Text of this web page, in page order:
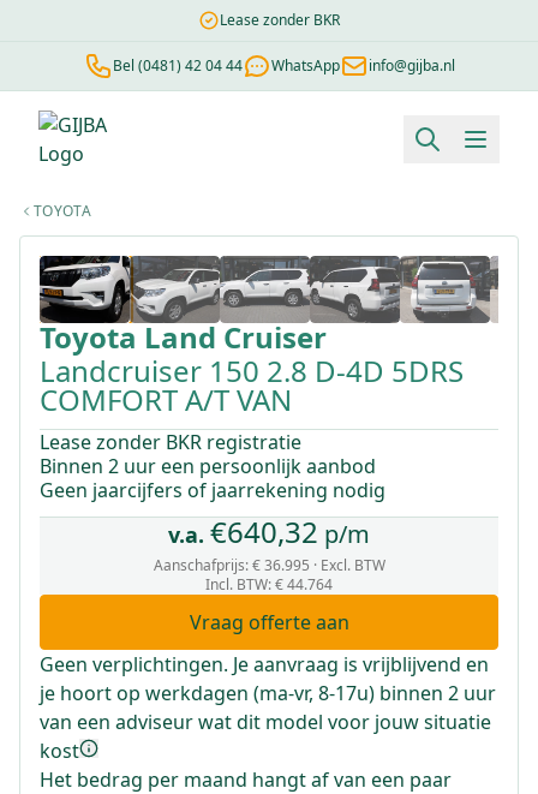
Lease zonder BKR
Bel (0481) 42 04 44 WhatsApp info@gijba.nl
Financial lease berekenen
TOYOTA
ToyotaLand Cruiser
Landcruiser 150 2.8 D-4D 5DRS
COMFORT A/T VAN
Lease zonder BKR registratie
Binnen 2 uur een persoonlijk aanbod
Geen jaarcijfers of jaarrekening nodig
v.a. €640,32 p/m
Aanschafprijs:€ 36.995 · Excl. BTW
Incl. BTW:€ 44.764
Vraag offerte aan
Geen verplichtingen. Je aanvraag is vrijblijvend en
je hoort op werkdagen (ma-vr, 8-17u) binnen 2 uur
van een adviseur wat dit model voor jouw situatie
kost
Het bedrag per maand hangt af van een paar